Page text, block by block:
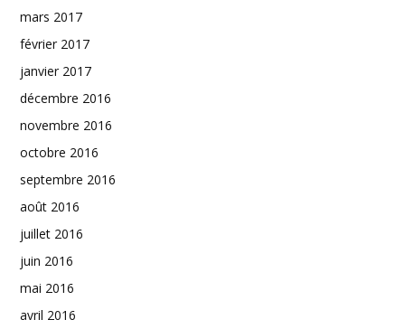
mars 2017
février 2017
janvier 2017
décembre 2016
novembre 2016
octobre 2016
septembre 2016
août 2016
juillet 2016
juin 2016
mai 2016
avril 2016